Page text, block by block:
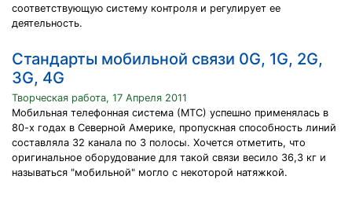
соответствующую систему контроля и регулирует ее
деятельность.
Стандарты мобильной связи 0G, 1G, 2G,
3G, 4G
Творческая работа, 17 Апреля 2011
Мобильная телефонная система (МТС) успешно применялась в
80-х годах в Северной Америке, пропускная способность линий
составляла 32 канала по 3 полосы. Хочется отметить, что
оригинальное оборудование для такой связи весило 36,3 кг и
называться "мобильной" могло с некоторой натяжкой.